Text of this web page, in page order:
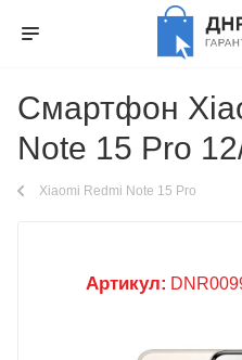
Смартфон
Note 15 Pro
Xiaomi Redmi Note 15 Pro
Артикул: